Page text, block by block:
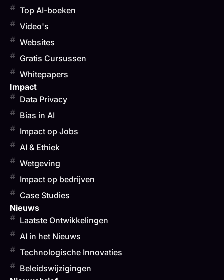
Top AI-boeken
Video's
Websites
Gratis Cursussen
Whitepapers
Impact
Data Privacy
Bias in AI
Impact op Jobs
AI & Ethiek
Wetgeving
Impact op bedrijven
Case Studies
Nieuws
Laatste Ontwikkelingen
AI in het Nieuws
Technologische Innovaties
Beleidswijzigingen